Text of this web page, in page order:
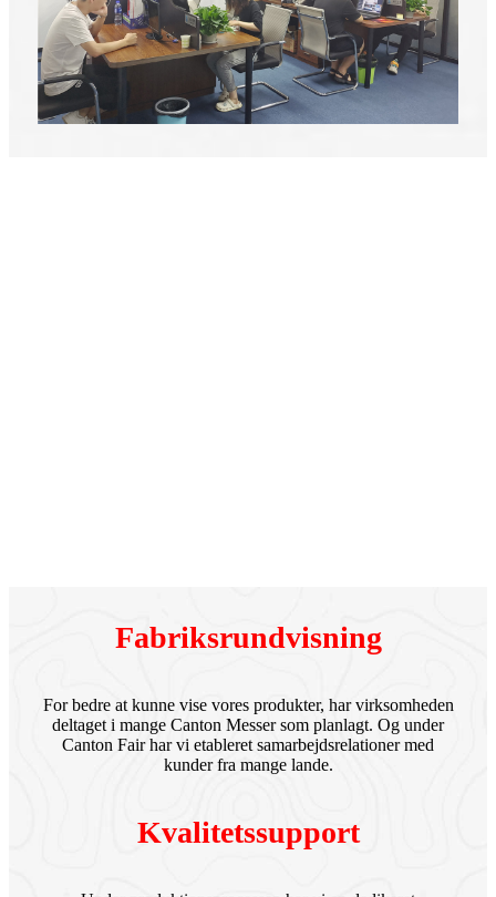
Fabriksrundvisning
For bedre at kunne vise vores produkter, har virksomheden
deltaget i mange Canton Messer som planlagt. Og under
Canton Fair har vi etableret samarbejdsrelationer med
kunder fra mange lande.
Kvalitetssupport